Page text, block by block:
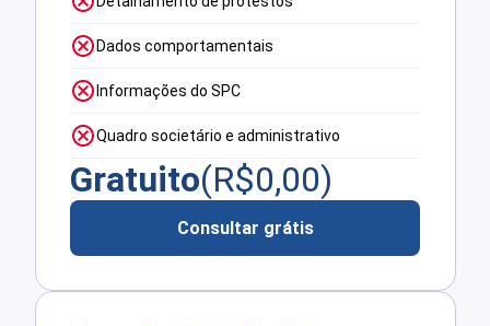
Dados comportamentais
Informações do SPC
Quadro societário e administrativo
Gratuito(R$0,00)
Consultar grátis